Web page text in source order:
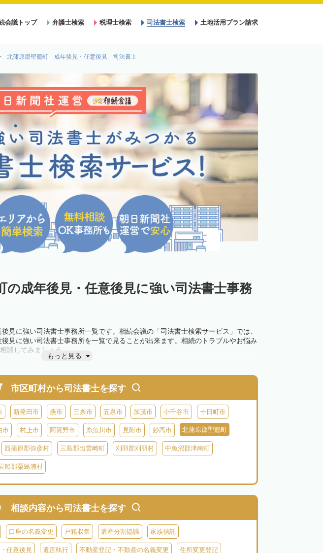
会議トップ 弁護士検索 税理士検索 司法書士検索 土地活用プラン請求
北蒲原郡聖籠町 成年後見・任意後見 司法書士
の成年後見・任意後見に強い司法書士事務
見に強い司法書士事務所一覧です。相続会議の「司法書士検索サービス」では、
見に強い司法書士事務所を一覧で見ることが出来ます。相続のトラブルやお悩み
談してみましょう。
もっと見る
市区町村から司法書士を探す
新発田市 燕市 三条市 五泉市 加茂市 小千谷市 十日町市
市 村上市 阿賀野市 糸魚川市 見附市 妙高市 北蒲原郡聖籠町
西蒲原郡弥彦村 三島郡出雲崎町 刈羽郡刈羽村 中魚沼郡津南町
船郡粟島浦村
相談内容から司法書士を探す
口座の名義変更 戸籍収集 遺産分割協議 家族信託
任意後見 遺言執行 不動産登記・不動産の名義変更 住所変更登記